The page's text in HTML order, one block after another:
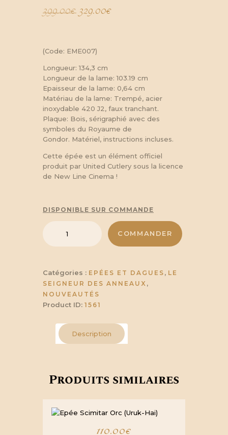
399.00€Le
initial
était :
399.00€.
329.00€
329.00€.
(Code: EME007)
Longueur: 134,3 cm
Longueur de la lame: 103.19 cm
Epaisseur de la lame: 0,64 cm
Matériau de la lame: Trempé, acier
inoxydable 420 J2, faux tranchant.
Plaque: Bois, sérigraphié avec des
symboles du Royaume de
Gondor. Matériel, instructions incluses.
Cette épée est un élément officiel
produit par United Cutlery sous la licence
de New Line Cinema !
DISPONIBLE SUR COMMANDE
quantité
de
Anduril-
Version
COMMANDER
Catégories : EPÉES ET DAGUES , LE
SEIGNEUR DES ANNEAUX ,
NOUVEAUTÉS
Product ID: 1561
Description
Produits similaires
110.00€